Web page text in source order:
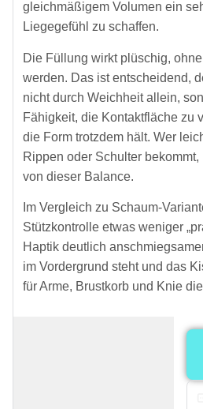
gleichmäßigem Volumen ein
Liegegefühl zu schaffen.
Die Füllung wirkt plüschig,
werden. Das ist entscheidend,
nicht durch Weichheit allein,
Fähigkeit, die Kontaktfläche zu
die Form trotzdem hält. Wer
Rippen oder Schulter
von dieser Balance.
Im Vergleich zu Schaum-
Stützkontrolle etwas weniger
Haptik deutlich
im Vordergrund steht und das
für Arme, Brustkorb und Knie